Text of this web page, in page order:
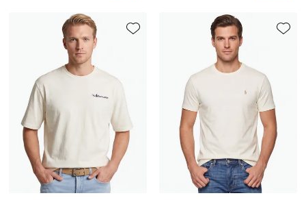
Toevoegen aan favorieten